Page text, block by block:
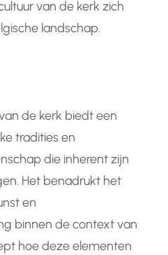
van de kerk zich
landschap.
de kerk biedt een
tradities en
die inherent zijn
Het benadrukt het
en
binnen de context van
hoe deze elementen